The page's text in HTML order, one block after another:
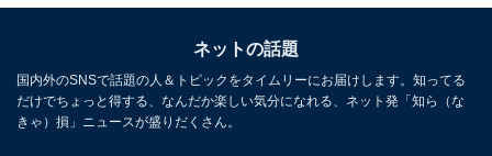
ネットの話題
国内外のSNSで話題の人＆トピックをタイムリーにお届けします。知ってる
だけでちょっと得する、なんだか楽しい気分になれる、ネット発「知ら（な
きゃ）損」ニュースが盛りだくさん。